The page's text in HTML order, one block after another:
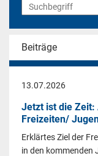
Beiträge
13.07.2026
Jetzt ist die Zeit:
Freizeiten/
Erklärtes Ziel der
in den kommenden